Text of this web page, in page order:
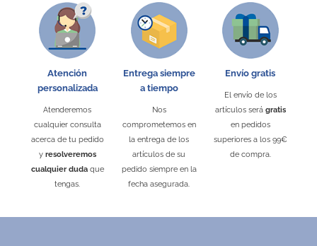
Atención
personalizada
Atenderemos
cualquier consulta
acerca de tu pedido
y resolveremos
cualquier dudaque
tengas.
Entrega siempre
a tiempo
Nos
comprometemos en
la entrega de los
artículos de su
pedido siempre en la
fecha asegurada.
Envío gratis
El envío de los
artículos será gratis
en pedidos
superiores a los 99€
de compra.